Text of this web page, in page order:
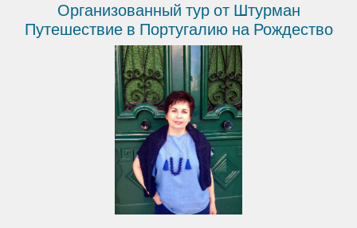
Организованный тур от Штурман
Путешествие в Португалию на Рождество